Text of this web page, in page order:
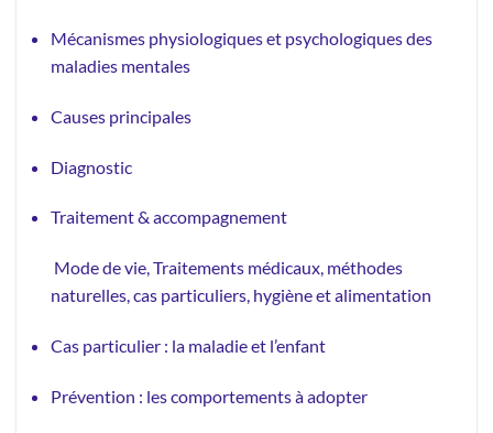
Mécanismes physiologiques et psychologiques des
maladies mentales
Causes principales
Diagnostic
Traitement & accompagnement
Mode de vie, Traitements médicaux, méthodes
naturelles, cas particuliers, hygiène et alimentation
Cas particulier : la maladie et l’enfant
Prévention : les comportements à adopter